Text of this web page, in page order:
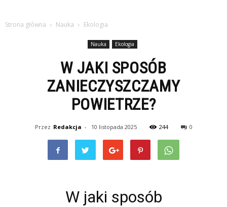
Strona główna Nauka Ekologia
Nauka Ekologia
W JAKI SPOSÓB
ZANIECZYSZCZAMY
POWIETRZE?
Przez Redakcja - 10 listopada 2025 244 0
W jaki sposób